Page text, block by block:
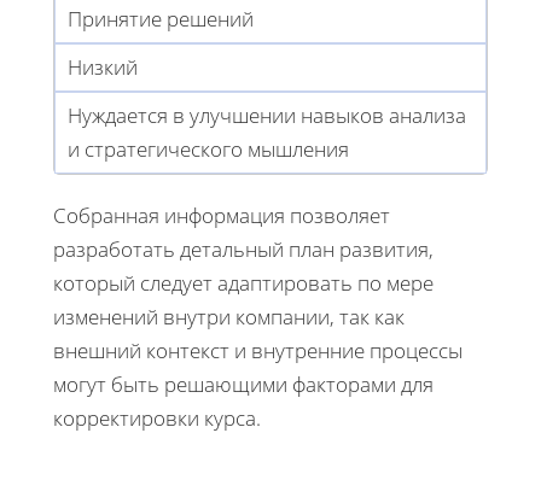
Принятие решений
Низкий
Нуждается в улучшении навыков анализа
и стратегического мышления
Собранная информация позволяет
разработать детальный план развития,
который следует адаптировать по мере
изменений внутри компании, так как
внешний контекст и внутренние процессы
могут быть решающими факторами для
корректировки курса.